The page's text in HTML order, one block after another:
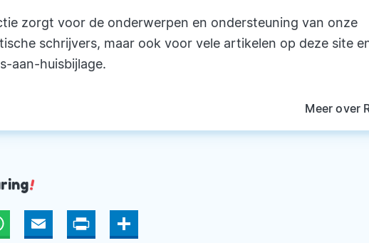
zorgt voor de onderwerpen en ondersteuning van onze
schrijvers, maar ook voor vele artikelen op deze site
aan-huisbijlage.
Meer over
!
Email Print Deel